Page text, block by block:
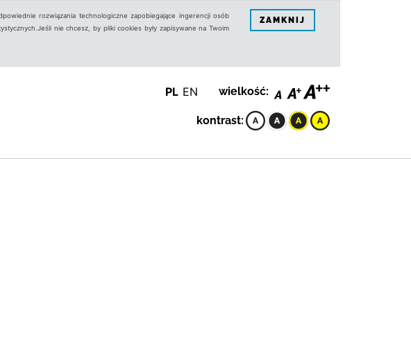
rozwiązania technologiczne zapobiegające ingerencji osób
nie chcesz, by pliki cookies były zapisywane na Twoim
ZAMKNIJ
PL EN wielkość:
kontrast: